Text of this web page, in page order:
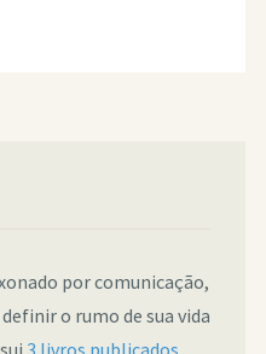
por comunicação,
o rumo de sua vida